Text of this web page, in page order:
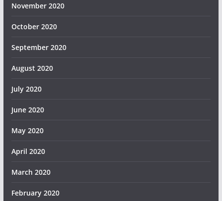
November 2020
October 2020
September 2020
August 2020
July 2020
June 2020
May 2020
April 2020
March 2020
February 2020